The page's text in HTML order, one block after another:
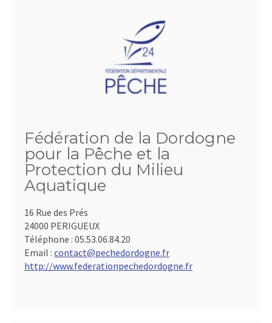
Fédération de la Dordogne
pour la Pêche et la
Protection du Milieu
Aquatique
16 Rue des Prés
24000 PERIGUEUX
Téléphone : 05.53.06.84.20
Email : contact@pechedordogne.fr
http://www.federationpechedordogne.fr